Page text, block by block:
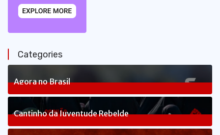
Categories
Agora no Brasil
240Posts
Cantinho da Juventude Rebelde
3Posts